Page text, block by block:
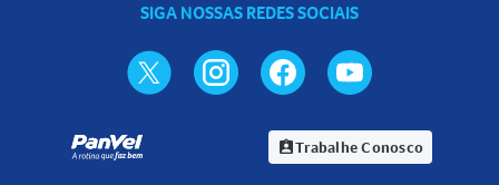
SIGA NOSSAS REDES SOCIAIS
assignment_indTrabalhe Conosco